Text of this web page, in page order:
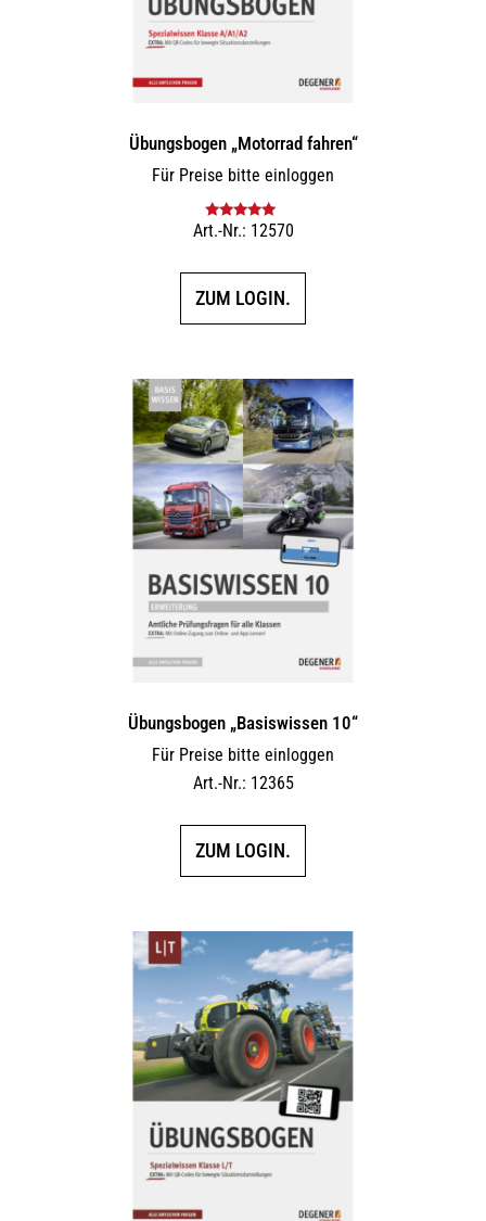
Übungsbogen „Motorrad fahren“
Für Preise bitte einloggen
Bewertet mit
Art.-Nr.: 12570
ZUM LOGIN.
Übungsbogen „Basiswissen 10“
Für Preise bitte einloggen
Art.-Nr.: 12365
ZUM LOGIN.